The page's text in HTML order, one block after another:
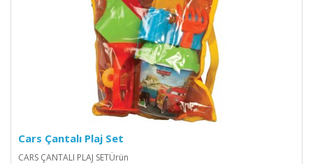
Cars Çantalı Plaj Set
CARS ÇANTALI PLAJ SETÜrün